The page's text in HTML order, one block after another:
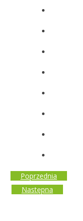
Poprzednia
Następna